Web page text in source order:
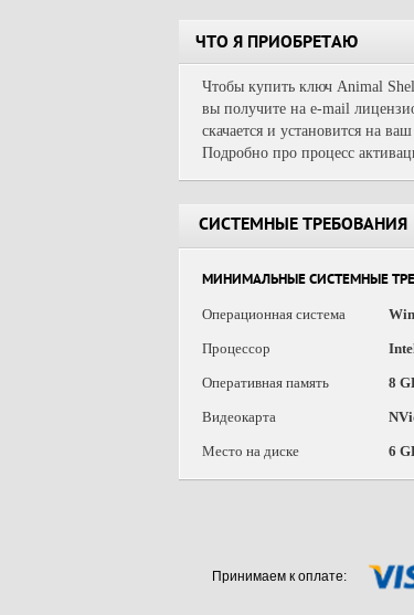
ЧТО Я ПРИОБРЕТАЮ
Чтобы купить ключ Animal
вы получите на e-mail
скачается и установится на
Подробно про процесс
СИСТЕМНЫЕ ТРЕБОВАНИЯ
МИНИМАЛЬНЫЕ СИСТЕМНЫЕ
Операционная система
Процессор
Оперативная память 8
Видеокарта
Место на диске 6
Принимаем к оплате: